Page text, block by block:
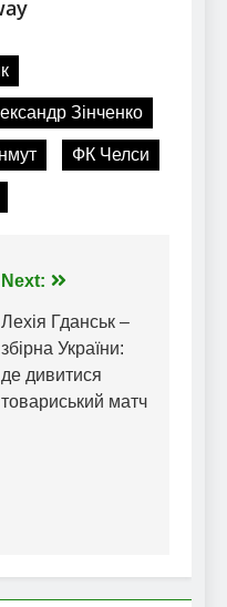
Зінченко
ФК Челси
Next:
Лехія Гданськ –
збірна України:
де дивитися
товариський матч